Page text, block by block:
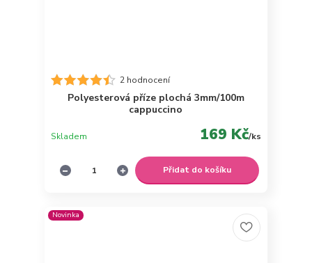
2 hodnocení
Polyesterová příze plochá 3mm/100m
cappuccino
169 Kč/ks
Skladem
Přidat do košíku
Novinka